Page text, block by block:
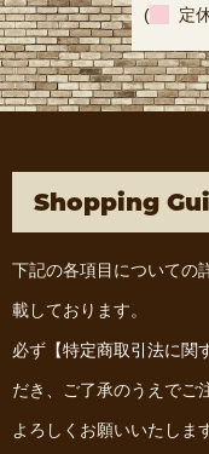
( 定
Shopping
下記の各項目についての
載しております。
必ず 【特定商取引法に関
だき、ご了承のうえでご
よろしくお願いいたしま